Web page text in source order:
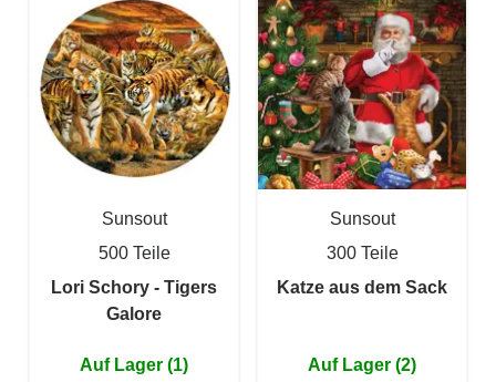
Sunsout
500 Teile
Lori Schory - Tigers
Galore
Auf Lager (1)
Sunsout
300 Teile
Katze aus dem Sack
Auf Lager (2)